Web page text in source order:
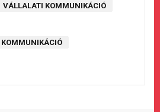
VÁLLALATI KOMMUNIKÁCIÓ
KOMMUNIKÁCIÓ